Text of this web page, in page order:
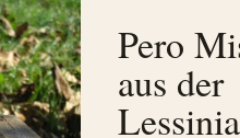
Pero
aus der